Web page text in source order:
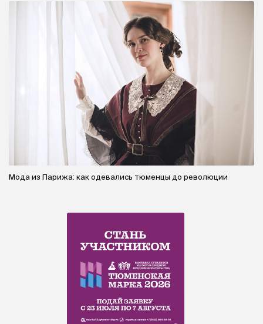
Мода из Парижа: как одевались тюменцы до революции